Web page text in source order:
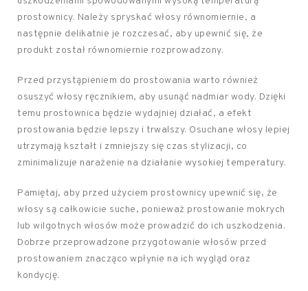
prostownicy. Należy spryskać włosy równomiernie, a
następnie delikatnie je rozczesać, aby upewnić się, że
produkt został równomiernie rozprowadzony.
Przed przystąpieniem do prostowania warto również
osuszyć włosy ręcznikiem, aby usunąć nadmiar wody. Dzięki
temu prostownica będzie wydajniej działać, a efekt
prostowania będzie lepszy i trwalszy. Osuchane włosy lepiej
utrzymają kształt i zmniejszy się czas stylizacji, co
zminimalizuje narażenie na działanie wysokiej temperatury.
Pamiętaj, aby przed użyciem prostownicy upewnić się, że
włosy są całkowicie suche, ponieważ prostowanie mokrych
lub wilgotnych włosów może prowadzić do ich uszkodzenia.
Dobrze przeprowadzone przygotowanie włosów przed
prostowaniem znacząco wpłynie na ich wygląd oraz
kondycję.